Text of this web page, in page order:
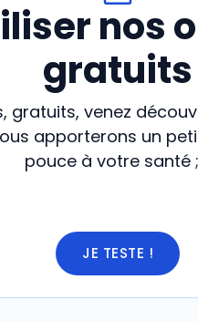
nos
gratuits
gratuits, venez
apporterons un
pouce à votre santé
JE TESTE !